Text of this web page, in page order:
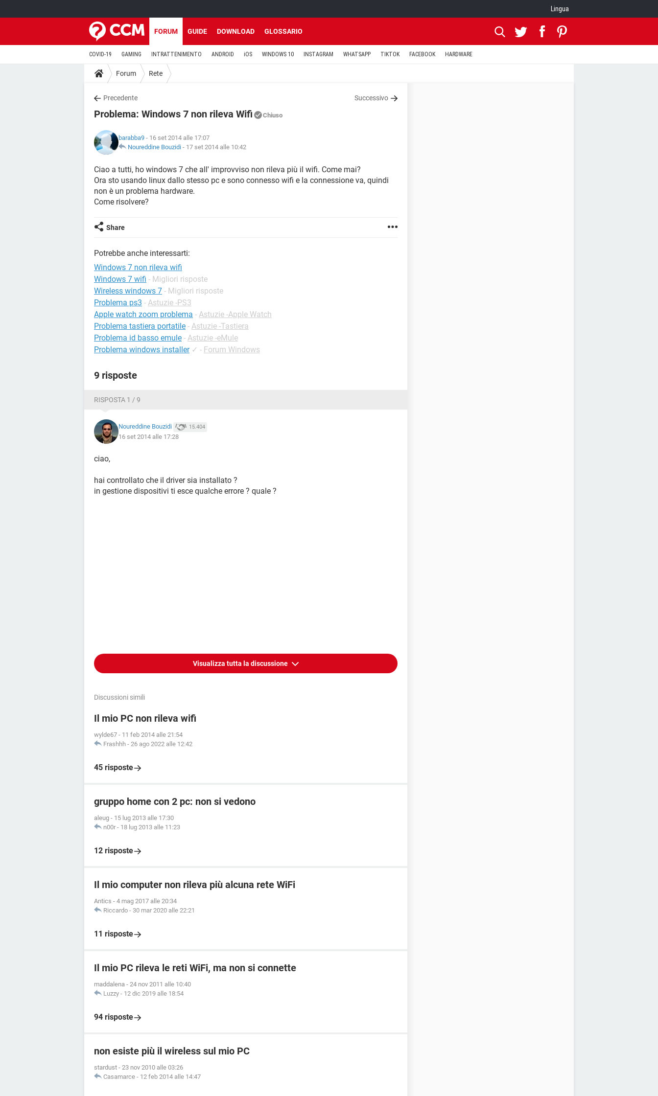
Lingua
FORUM GUIDE DOWNLOAD GLOSSARIO
COVID-19 GAMING INTRATTENIMENTO ANDROID iOS WINDOWS 10 INSTAGRAM WHATSAPP TIKTOK FACEBOOK HARDWARE
Forum Rete
Precedente Successivo
Problema: Windows 7 non rileva Wifi Chiuso
barabba9 - 16 set 2014 alle 17:07
Noureddine Bouzidi - 17 set 2014 alle 10:42
Ciao a tutti, ho windows 7 che all' improvviso non rileva più il wifi. Come mai?
Ora sto usando linux dallo stesso pc e sono connesso wifi e la connessione va, quindi
non è un problema hardware.
Come risolvere?
Share
Potrebbe anche interessarti:
Windows 7 non rileva wifi
Windows 7 wifi - Migliori risposte
Wireless windows 7 - Migliori risposte
Problema ps3 - Astuzie -PS3
Apple watch zoom problema - Astuzie -Apple Watch
Problema tastiera portatile - Astuzie -Tastiera
Problema id basso emule - Astuzie -eMule
Problema windows installer ✓ - Forum Windows
9 risposte
RISPOSTA 1 / 9
Noureddine Bouzidi 15.404
16 set 2014 alle 17:28
ciao,
hai controllato che il driver sia installato ?
in gestione dispositivi ti esce qualche errore ? quale ?
Visualizza tutta la discussione
Discussioni simili
Il mio PC non rileva wifi
wylde67 - 11 feb 2014 alle 21:54
Frashhh - 26 ago 2022 alle 12:42
45 risposte
gruppo home con 2 pc: non si vedono
aleug - 15 lug 2013 alle 17:30
n00r - 18 lug 2013 alle 11:23
12 risposte
Il mio computer non rileva più alcuna rete WiFi
Antics - 4 mag 2017 alle 20:34
Riccardo - 30 mar 2020 alle 22:21
11 risposte
Il mio PC rileva le reti WiFi, ma non si connette
maddalena - 24 nov 2011 alle 10:40
Luzzy - 12 dic 2019 alle 18:54
94 risposte
non esiste più il wireless sul mio PC
stardust - 23 nov 2010 alle 03:26
Casamarce - 12 feb 2014 alle 14:47